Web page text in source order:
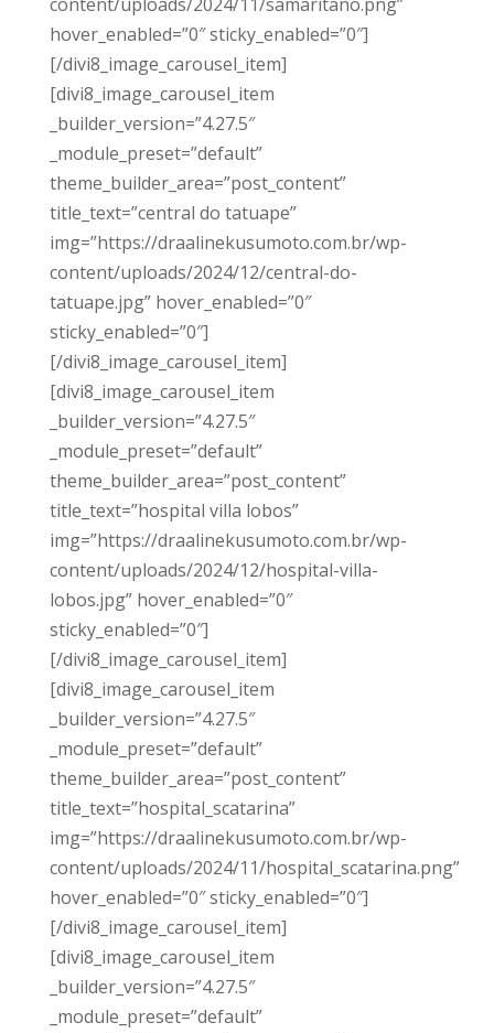
hover_enabled=”0″ sticky_enabled=”0″]
[/divi8_image_carousel_item]
[divi8_image_carousel_item
_builder_version=”4.27.5″
_module_preset=”default”
theme_builder_area=”post_content”
title_text=”central do tatuape”
img=”https://draalinekusumoto.com.br/wp-
content/uploads/2024/12/central-do-
tatuape.jpg” hover_enabled=”0″
sticky_enabled=”0″]
[/divi8_image_carousel_item]
[divi8_image_carousel_item
_builder_version=”4.27.5″
_module_preset=”default”
theme_builder_area=”post_content”
title_text=”hospital villa lobos”
img=”https://draalinekusumoto.com.br/wp-
content/uploads/2024/12/hospital-villa-
lobos.jpg” hover_enabled=”0″
sticky_enabled=”0″]
[/divi8_image_carousel_item]
[divi8_image_carousel_item
_builder_version=”4.27.5″
_module_preset=”default”
theme_builder_area=”post_content”
title_text=”hospital_scatarina”
img=”https://draalinekusumoto.com.br/wp-
content/uploads/2024/11/hospital_scatarina.png”
hover_enabled=”0″ sticky_enabled=”0″]
[/divi8_image_carousel_item]
[divi8_image_carousel_item
_builder_version=”4.27.5″
_module_preset=”default”